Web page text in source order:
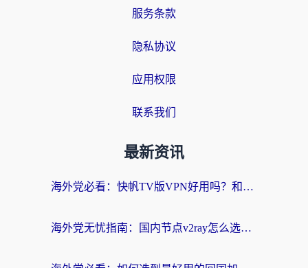
服务条款
隐私协议
应用权限
联系我们
最新资讯
海外党必看：快帆TV版VPN好用吗？和快游VPN对比哪个回国效果更好？附实用避坑指南
海外党无忧指南：国内节点v2ray怎么选？一键回国VPN+多场景实测帮你避坑